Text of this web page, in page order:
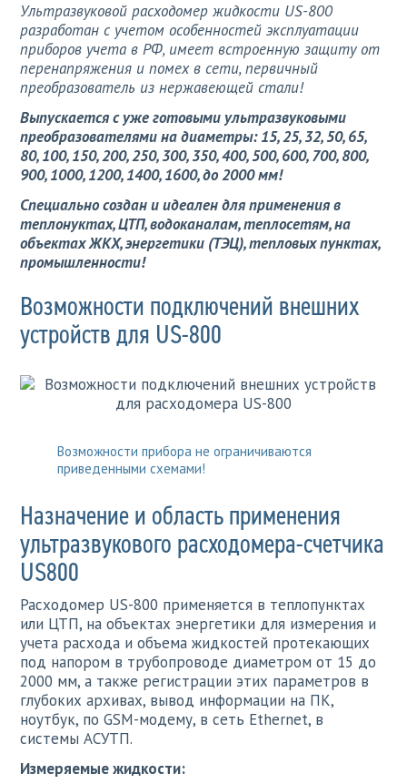
Ультразвуковой расходомер жидкости US-800
разработан с учетом особенностей эксплуатации
приборов учета в РФ, имеет встроенную защиту от
перенапряжения и помех в сети, первичный
преобразователь из нержавеющей стали!
Выпускается с уже готовыми ультразвуковыми
преобразователями на диаметры: 15, 25, 32, 50, 65,
80, 100, 150, 200, 250, 300, 350, 400, 500, 600, 700, 800,
900, 1000, 1200, 1400, 1600, до 2000 мм!
Специально создан и идеален для применения в
теплонуктах, ЦТП, водоканалам, теплосетям, на
объектах ЖКХ, энергетики (ТЭЦ), тепловых пунктах,
промышленности!
Возможности подключений внешних
устройств для US-800
Возможности прибора не ограничиваются
приведенными схемами!
Назначение и область применения
ультразвукового расходомера-счетчика
US800
Расходомер US-800 применяется в теплопунктах
или ЦТП, на объектах энергетики для измерения и
учета расхода и объема жидкостей протекающих
под напором в трубопроводе диаметром от 15 до
2000 мм, а также регистрации этих параметров в
глубоких архивах, вывод информации на ПК,
ноутбук, по GSM-модему, в сеть Ethernet, в
системы АСУТП.
Измеряемые жидкости: